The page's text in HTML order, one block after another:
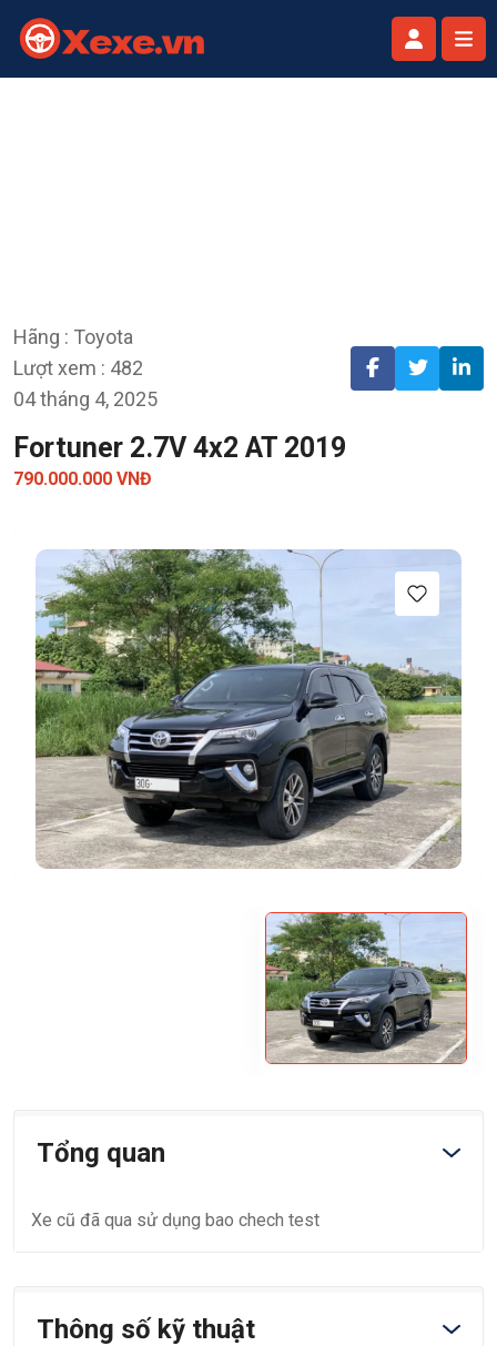
Hãng : Toyota
Lượt xem : 482
04 tháng 4, 2025
Fortuner 2.7V 4x2 AT 2019
790.000.000 VNĐ
Tổng quan
Xe cũ đã qua sử dụng bao chech test
Thông số kỹ thuật